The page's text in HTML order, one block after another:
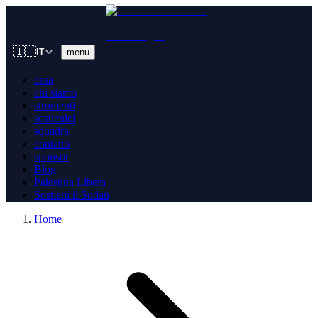
🇮🇹 IT menu
casa
chi siamo
strumenti
sostienici
squadra
contatto
sponsor
Blog
Palestina Libera
Sostieni il Sudan
Home